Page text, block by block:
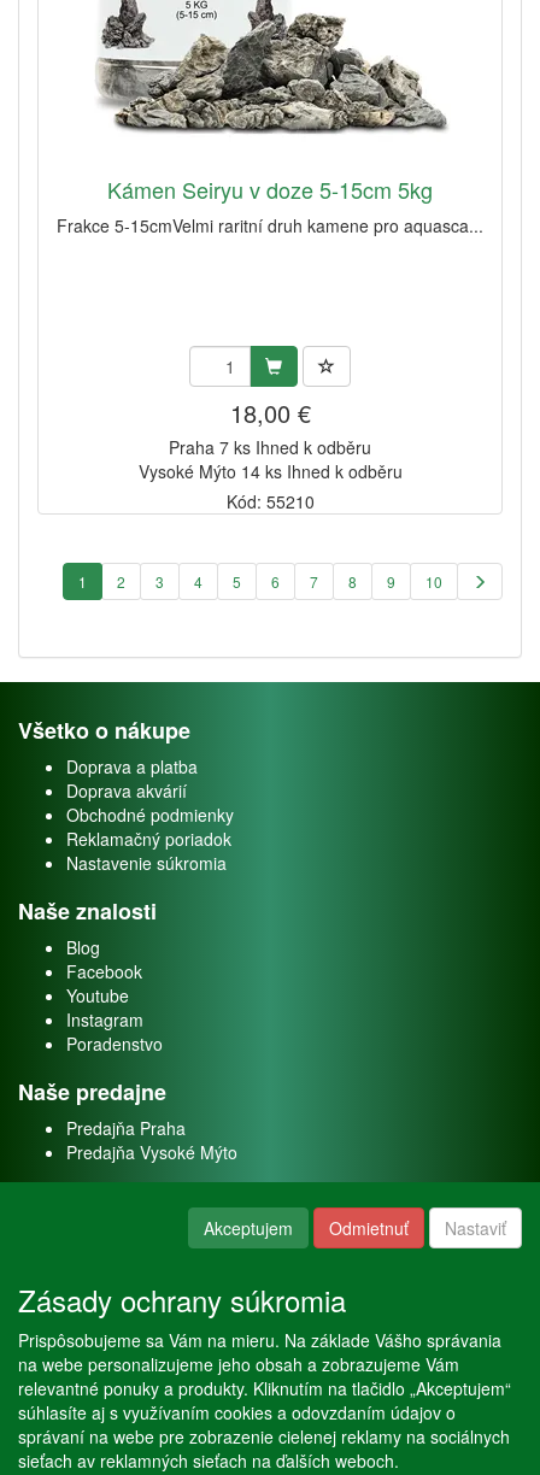
Kámen Seiryu v doze 5-15cm 5kg
Frakce 5-15cmVelmi raritní druh kamene pro aquasca...
18,00 €
Praha 7 ks Ihned k odběru
Vysoké Mýto 14 ks Ihned k odběru
Kód: 55210
1 2 3 4 5 6 7 8 9 10
Všetko o nákupe
Doprava a platba
Doprava akvárií
Obchodné podmienky
Reklamačný poriadok
Nastavenie súkromia
Naše znalosti
Blog
Facebook
Youtube
Instagram
Poradenstvo
Naše predajne
Predajňa Praha
Predajňa Vysoké Mýto
Naše služby
Servis
Predaj akváriových rýb
Predaj akváriových rastlín
Akceptujem Odmietnuť Nastaviť
Zásady ochrany súkromia
Prispôsobujeme sa Vám na mieru. Na základe Vášho správania
na webe personalizujeme jeho obsah a zobrazujeme Vám
relevantné ponuky a produkty. Kliknutím na tlačidlo „Akceptujem“
súhlasíte aj s využívaním cookies a odovzdaním údajov o
správaní na webe pre zobrazenie cielenej reklamy na sociálnych
sieťach av reklamných sieťach na ďalších weboch.